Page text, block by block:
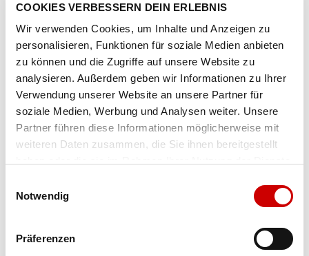
COOKIES VERBESSERN DEIN ERLEBNIS
Wir verwenden Cookies, um Inhalte und Anzeigen zu
personalisieren, Funktionen für soziale Medien anbieten
zu können und die Zugriffe auf unsere Website zu
analysieren. Außerdem geben wir Informationen zu Ihrer
Verwendung unserer Website an unsere Partner für
soziale Medien, Werbung und Analysen weiter. Unsere
Partner führen diese Informationen möglicherweise mit
weiteren Daten zusammen, die Sie ihnen bereitgestellt
Notwendig
Präferenzen
Artikel-Nr.1204921B-black-peach-nightlife
Farbe black/peach/nightlife
Ausgewählt
Grösse
Breite der Laufschuhe